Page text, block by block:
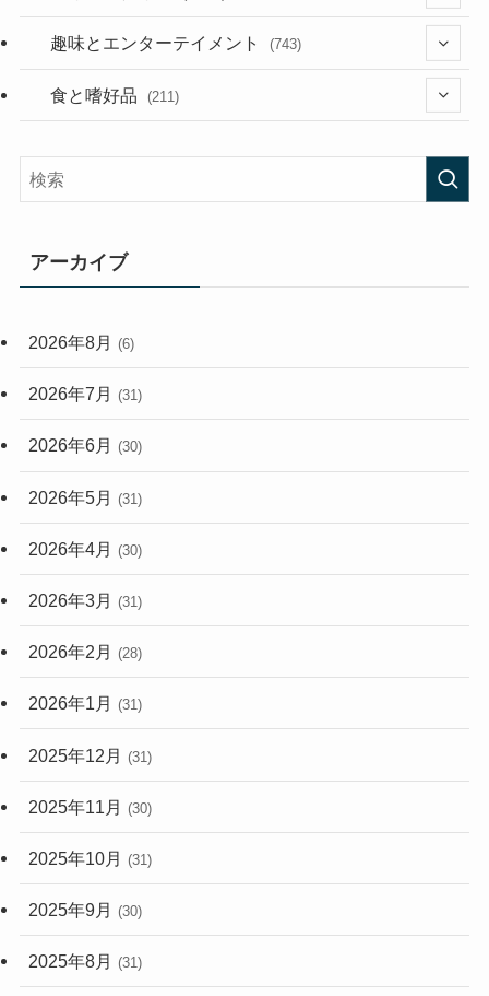
(181)
(394)
(282)
(33)
(248)
趣味とエンターテイメント (743)
(56)
食と嗜好品 (211)
アーカイブ
2026年8月 (6)
2026年7月 (31)
2026年6月 (30)
2026年5月 (31)
2026年4月 (30)
2026年3月 (31)
2026年2月 (28)
2026年1月 (31)
2025年12月 (31)
2025年11月 (30)
2025年10月 (31)
2025年9月 (30)
2025年8月 (31)